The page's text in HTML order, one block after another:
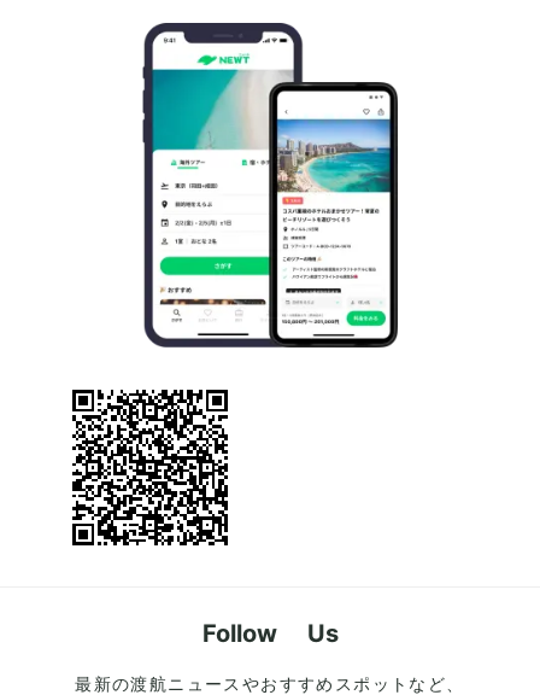
Follow Us
最新の渡航ニュースやおすすめスポットなど、